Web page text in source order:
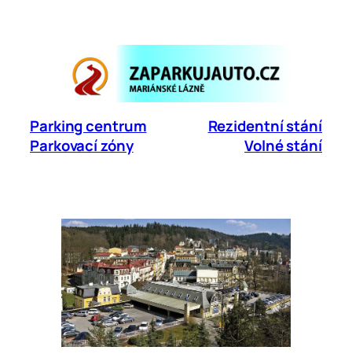
Parking centrum
Rezidentní stání
Parkovací zóny
Volné stání